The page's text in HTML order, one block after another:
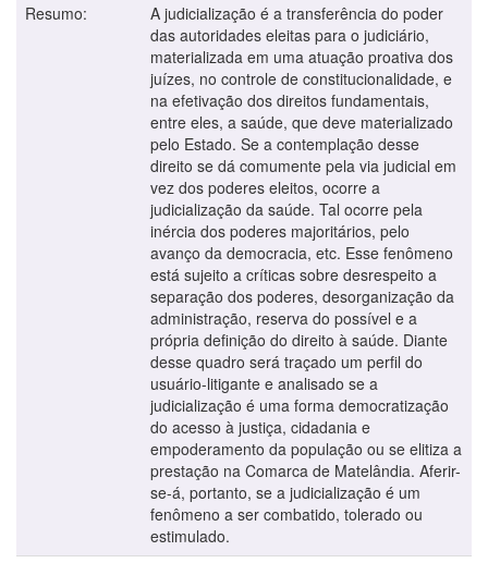
Resumo:
A judicialização é a transferência do poder
das autoridades eleitas para o judiciário,
materializada em uma atuação proativa dos
juízes, no controle de constitucionalidade, e
na efetivação dos direitos fundamentais,
entre eles, a saúde, que deve materializado
pelo Estado. Se a contemplação desse
direito se dá comumente pela via judicial em
vez dos poderes eleitos, ocorre a
judicialização da saúde. Tal ocorre pela
inércia dos poderes majoritários, pelo
avanço da democracia, etc. Esse fenômeno
está sujeito a críticas sobre desrespeito a
separação dos poderes, desorganização da
administração, reserva do possível e a
própria definição do direito à saúde. Diante
desse quadro será traçado um perfil do
usuário-litigante e analisado se a
judicialização é uma forma democratização
do acesso à justiça, cidadania e
empoderamento da população ou se elitiza a
prestação na Comarca de Matelândia. Aferir-
se-á, portanto, se a judicialização é um
fenômeno a ser combatido, tolerado ou
estimulado.